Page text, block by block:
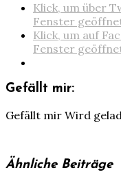
Klick, um über
Fenster
Klick, um auf
Fenster
Gefällt mir:
Gefällt mir Wird
Ähnliche Beiträge